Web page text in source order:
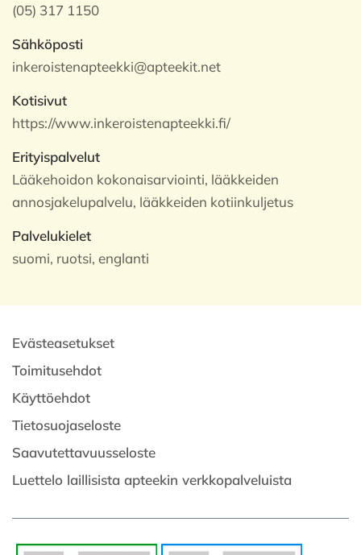
(05) 317 1150
Sähköposti
inkeroistenapteekki@apteekit.net
Kotisivut
https://www.inkeroistenapteekki.fi/
Erityispalvelut
Lääkehoidon kokonaisarviointi, lääkkeiden
annosjakelupalvelu, lääkkeiden kotiinkuljetus
Palvelukielet
suomi, ruotsi, englanti
Evästeasetukset
Toimitusehdot
Käyttöehdot
Tietosuojaseloste
Saavutettavuusseloste
Luettelo laillisista apteekin verkkopalveluista